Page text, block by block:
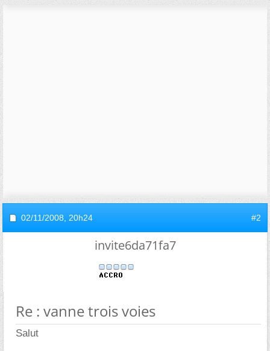
02/11/2008, 20h24 #2
invite6da71fa7
Re : vanne trois voies
Salut